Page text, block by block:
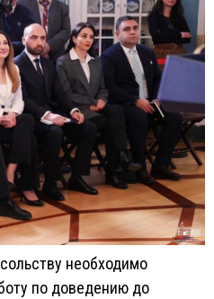
необходимо
по доведению до